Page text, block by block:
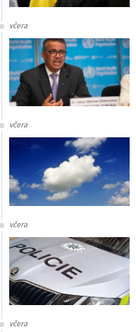
včera
včera
včera
včera